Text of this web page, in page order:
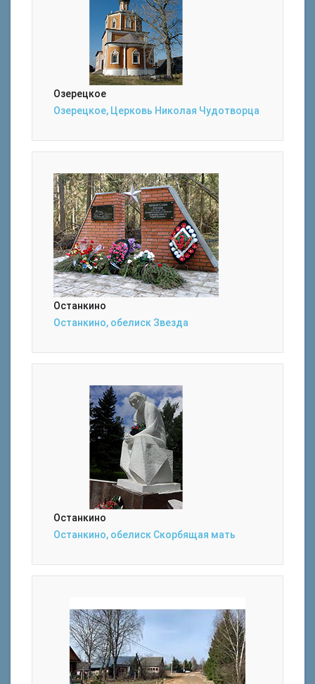
Озерецкое
Озерецкое, Церковь Николая Чудотворца
Останкино
Останкино, обелиск Звезда
Останкино
Останкино, обелиск Скорбящая мать